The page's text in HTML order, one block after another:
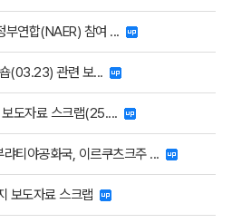
연합(NAER) 참여 ...
(03.23) 관련 보...
도자료 스크랩(25....
티야공화국, 이르쿠츠크주 ...
보도자료 스크랩